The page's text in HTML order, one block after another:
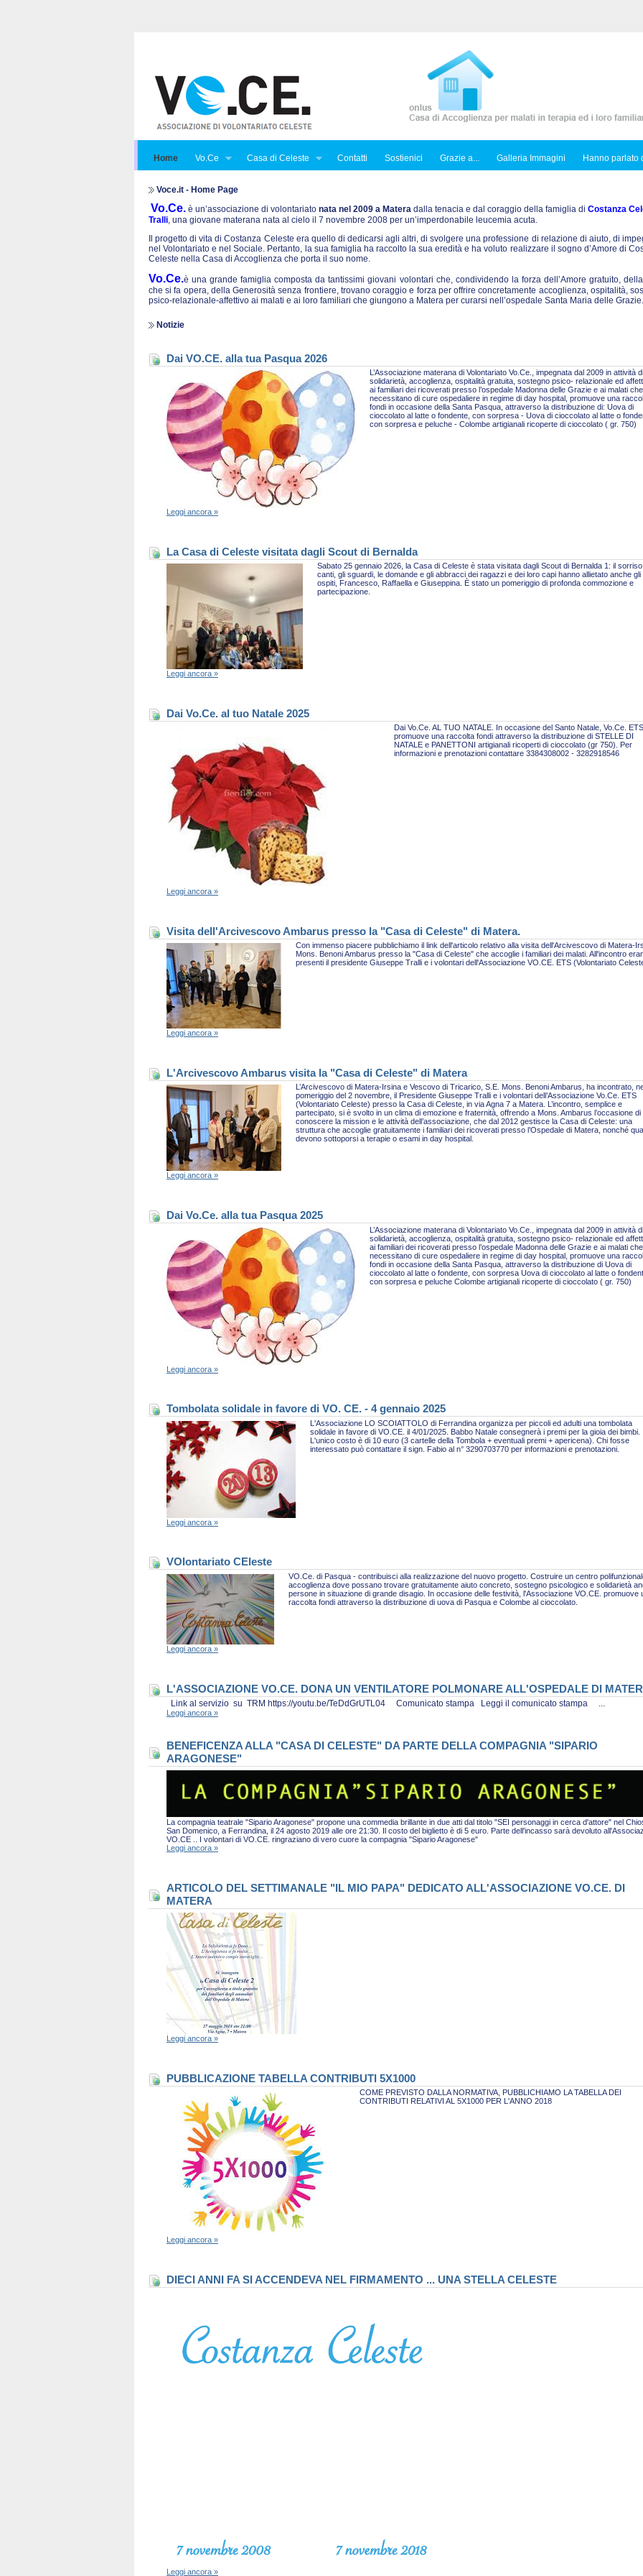
Home Vo.Ce Casa di Celeste Contatti Sostienici Grazie a... Galleria Immagini Hanno parlato
Voce.it - Home Page
Vo.Ce. è un’associazione di volontariato nata nel 2009 a Matera dalla tenacia e dal coraggio della famiglia di Costanza
Tralli, una giovane materana nata al cielo il 7 novembre 2008 per un’imperdonabile leucemia acuta.
Il progetto di vita di Costanza Celeste era quello di dedicarsi agli altri, di svolgere una professione di relazione di aiuto, di
nel Volontariato e nel Sociale. Pertanto, la sua famiglia ha raccolto la sua eredità e ha voluto realizzare il sogno d’Amore di
Celeste nella Casa di Accoglienza che porta il suo nome.
Vo.Ce.è una grande famiglia composta da tantissimi giovani volontari che, condividendo la forza dell’Amore gratuito,
che si fa opera, della Generosità senza frontiere, trovano coraggio e forza per offrire concretamente accoglienza, ospitalità,
psico-relazionale-affettivo ai malati e ai loro familiari che giungono a Matera per curarsi nell’ospedale Santa Maria delle Grazie.
Notizie
Dai VO.CE. alla tua Pasqua 2026
L’Associazione materana di Volontariato Vo.Ce., impegnata dal 2009 in attività di
solidarietà, accoglienza, ospitalità gratuita, sostegno psico- relazionale ed
ai familiari dei ricoverati presso l’ospedale Madonna delle Grazie e ai malati che
necessitano di cure ospedaliere in regime di day hospital, promuove una
fondi in occasione della Santa Pasqua, attraverso la distribuzione di: Uova di
cioccolato al latte o fondente, con sorpresa - Uova di cioccolato al latte o
con sorpresa e peluche - Colombe artigianali ricoperte di cioccolato ( gr. 750)
Leggi ancora »
La Casa di Celeste visitata dagli Scout di Bernalda
Sabato 25 gennaio 2026, la Casa di Celeste è stata visitata dagli Scout di Bernalda 1: il
canti, gli sguardi, le domande e gli abbracci dei ragazzi e dei loro capi hanno allietato anche gli
ospiti, Francesco, Raffaella e Giuseppina. È stato un pomeriggio di profonda commozione e
partecipazione.
Leggi ancora »
Dai Vo.Ce. al tuo Natale 2025
Dai Vo.Ce. AL TUO NATALE. In occasione del Santo Natale, Vo.Ce. ETS
promuove una raccolta fondi attraverso la distribuzione di STELLE DI
NATALE e PANETTONI artigianali ricoperti di cioccolato (gr 750). Per
informazioni e prenotazioni contattare 3384308002 - 3282918546
Leggi ancora »
Visita dell'Arcivescovo Ambarus presso la "Casa di Celeste" di Matera.
Con immenso piacere pubblichiamo il link dell'articolo relativo alla visita dell'Arcivescovo di Matera-
Mons. Benoni Ambarus presso la "Casa di Celeste" che accoglie i familiari dei malati. All'incontro
presenti il presidente Giuseppe Tralli e i volontari dell'Associazione VO.CE. ETS (Volontariato
Leggi ancora »
L'Arcivescovo Ambarus visita la "Casa di Celeste" di Matera
L’Arcivescovo di Matera-Irsina e Vescovo di Tricarico, S.E. Mons. Benoni Ambarus, ha incontrato,
pomeriggio del 2 novembre, il Presidente Giuseppe Tralli e i volontari dell’Associazione Vo.Ce. ETS
(Volontariato Celeste) presso la Casa di Celeste, in via Agna 7 a Matera. L’incontro, semplice e
partecipato, si è svolto in un clima di emozione e fraternità, offrendo a Mons. Ambarus l’occasione di
conoscere la mission e le attività dell’associazione, che dal 2012 gestisce la Casa di Celeste: una
struttura che accoglie gratuitamente i familiari dei ricoverati presso l’Ospedale di Matera, nonché
devono sottoporsi a terapie o esami in day hospital.
Leggi ancora »
Dai Vo.Ce. alla tua Pasqua 2025
L’Associazione materana di Volontariato Vo.Ce., impegnata dal 2009 in attività di
solidarietà, accoglienza, ospitalità gratuita, sostegno psico- relazionale ed
ai familiari dei ricoverati presso l’ospedale Madonna delle Grazie e ai malati che
necessitano di cure ospedaliere in regime di day hospital, promuove una
fondi in occasione della Santa Pasqua, attraverso la distribuzione di Uova di
cioccolato al latte o fondente, con sorpresa Uova di cioccolato al latte o
con sorpresa e peluche Colombe artigianali ricoperte di cioccolato ( gr. 750)
Leggi ancora »
Tombolata solidale in favore di VO. CE. - 4 gennaio 2025
L'Associazione LO SCOIATTOLO di Ferrandina organizza per piccoli ed adulti una tombolata
solidale in favore di VO.CE. il 4/01/2025. Babbo Natale consegnerà i premi per la gioia dei bimbi.
L'unico costo è di 10 euro (3 cartelle della Tombola + eventuali premi + apericena). Chi fosse
interessato può contattare il sign. Fabio al n° 3290703770 per informazioni e prenotazioni.
Leggi ancora »
VOlontariato CEleste
VO.Ce. di Pasqua - contribuisci alla realizzazione del nuovo progetto. Costruire un centro
accoglienza dove possano trovare gratuitamente aiuto concreto, sostegno psicologico e solidarietà
persone in situazione di grande disagio. In occasione delle festività, l'Associazione VO.CE. promuove
raccolta fondi attraverso la distribuzione di uova di Pasqua e Colombe al cioccolato.
Leggi ancora »
L'ASSOCIAZIONE VO.CE. DONA UN VENTILATORE POLMONARE ALL'OSPEDALE DI
Link al servizio su TRM https://youtu.be/TeDdGrUTL04 Comunicato stampa Leggi il comunicato stampa ...
Leggi ancora »
BENEFICENZA ALLA "CASA DI CELESTE" DA PARTE DELLA COMPAGNIA "SIPARIO
ARAGONESE"
La compagnia teatrale "Sipario Aragonese" propone una commedia brillante in due atti dal titolo "SEI personaggi in cerca d'attore" nel
San Domenico, a Ferrandina, il 24 agosto 2019 alle ore 21:30. Il costo del biglietto è di 5 euro. Parte dell'incasso sarà devoluto
VO.CE .. I volontari di VO.CE. ringraziano di vero cuore la compagnia "Sipario Aragonese"
Leggi ancora »
ARTICOLO DEL SETTIMANALE "IL MIO PAPA" DEDICATO ALL'ASSOCIAZIONE VO.CE. DI
MATERA
Leggi ancora »
PUBBLICAZIONE TABELLA CONTRIBUTI 5X1000
COME PREVISTO DALLA NORMATIVA, PUBBLICHIAMO LA TABELLA DEI
CONTRIBUTI RELATIVI AL 5X1000 PER L'ANNO 2018
Leggi ancora »
DIECI ANNI FA SI ACCENDEVA NEL FIRMAMENTO ... UNA STELLA CELESTE
Leggi ancora »